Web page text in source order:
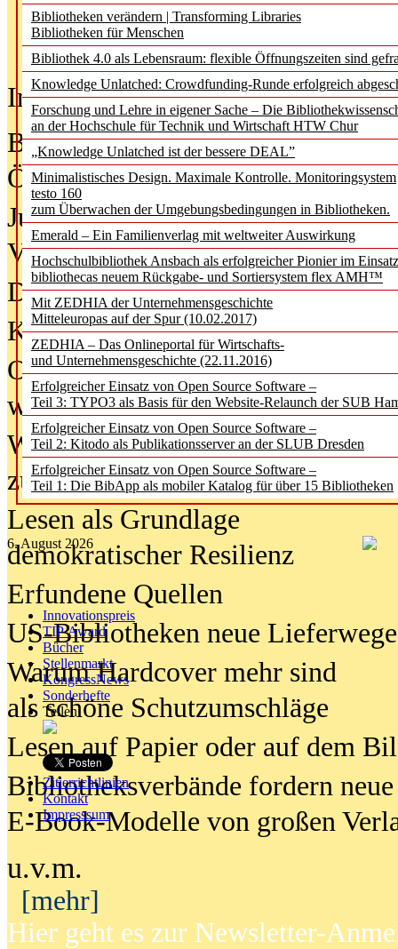
Bibliotheken verändern | Transforming Libraries
Bibliotheken für Menschen
Bibliothek 4.0 als Lebensraum: flexible Öffnungszeiten sind
Knowledge Unlatched: Crowdfunding-Runde erfolgreich
Forschung und Lehre in eigener Sache – Die
an der Hochschule für Technik und Wirtschaft HTW Chur
„Knowledge Unlatched ist der bessere DEAL”
Minimalistisches Design. Maximale Kontrolle. Monitoringsystem
testo 160
zum Überwachen der Umgebungsbedingungen in Bibliotheken.
Emerald – Ein Familienverlag mit weltweiter Auswirkung
Hochschulbibliothek Ansbach als erfolgreicher Pionier im
bibliothecas neuem Rückgabe- und Sortiersystem flex AMH™
Mit ZEDHIA der Unternehmensgeschichte
Mitteleuropas auf der Spur (10.02.2017)
ZEDHIA – Das Onlineportal für Wirtschafts-
und Unternehmensgeschichte (22.11.2016)
Erfolgreicher Einsatz von Open Source Software –
Teil 3: TYPO3 als Basis für den Website-Relaunch der SUB
Erfolgreicher Einsatz von Open Source Software –
Teil 2: Kitodo als Publikationsserver an der SLUB Dresden
Erfolgreicher Einsatz von Open Source Software –
Teil 1: Die BibApp als mobiler Katalog für über 15 Bibliotheken
6. August 2026
Innovationspreis
TIP Award
Bücher
Stellenmarkt
KongressNews
Sonderhefte
Teilen
Zitierrichtlinien
Kontakt
Impresssum
In der Ausgabe05/2026(Juni/Juli
Bürgerforum fordert mehr
Öffentlichkeit
Jugendliche wollen besseren
Verbote
Digitale Langzeit­archi­vierung
KI-Chatbots werden Teil der
Offene Infrastrukturen für
wissenschaftliche
Warum die Debatte über KI-Texte
zu kurz greift
Lesen als Grundlage
demokratischer Resilienz
Erfundene Quellen
US-Bibliotheken neue Lieferwege
Warum Hardcover mehr sind
als schöne Schutzumschläge
Lesen auf Papier oder auf dem
Bibliotheksverbände fordern neue
E-Book-Modelle von großen
u.v.m.
[mehr]
Hier geht es zur Newsletter-